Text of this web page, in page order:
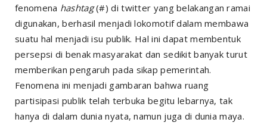
fenomena hashtag(#) di twitter yang belakangan ramai
digunakan, berhasil menjadi lokomotif dalam membawa
suatu hal menjadi isu publik. Hal ini dapat membentuk
persepsi di benak masyarakat dan sedikit banyak turut
memberikan pengaruh pada sikap pemerintah.
Fenomena ini menjadi gambaran bahwa ruang
partisipasi publik telah terbuka begitu lebarnya, tak
hanya di dalam dunia nyata, namun juga di dunia maya.